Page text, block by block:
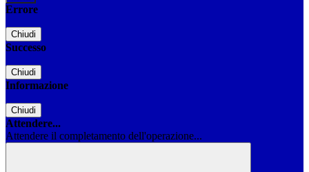
Errore
Chiudi
Successo
Chiudi
Informazione
Chiudi
Attendere...
Attendere il completamento dell'operazione...